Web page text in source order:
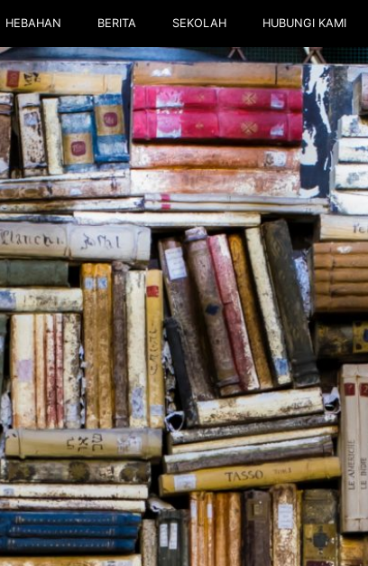
HEBAHAN BERITA SEKOLAH HUBUNGI KAMI